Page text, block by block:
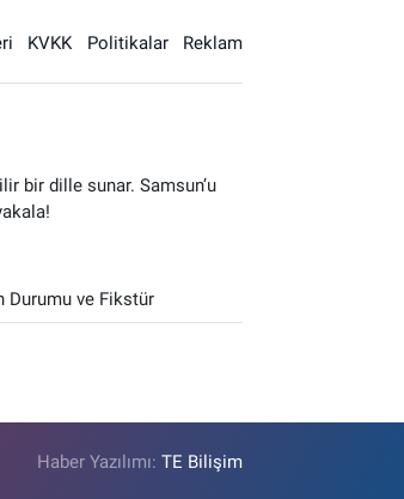
KVKK Politikalar Reklam
bir dille sunar. Samsun’u
Durumu ve Fikstür
Haber Yazılımı:TE Bilişim